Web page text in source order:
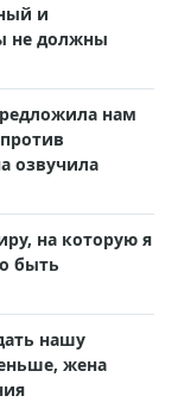
и
не должны
нам
озвучила
на которую я
быть
нашу
жена